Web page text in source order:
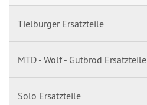
Tielbürger Ersatzteile
MTD - Wolf - Gutbrod Ersatzteile
Solo Ersatzteile